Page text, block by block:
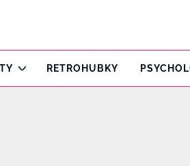
RETROHUBKY